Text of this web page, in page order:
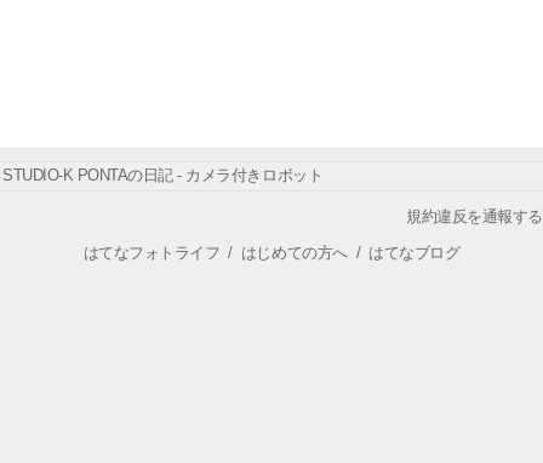
STUDIO-K PONTAの日記 - カメラ付きロボット
規約違反を通報する
はてなフォトライフ / はじめての方へ/ はてなブログ